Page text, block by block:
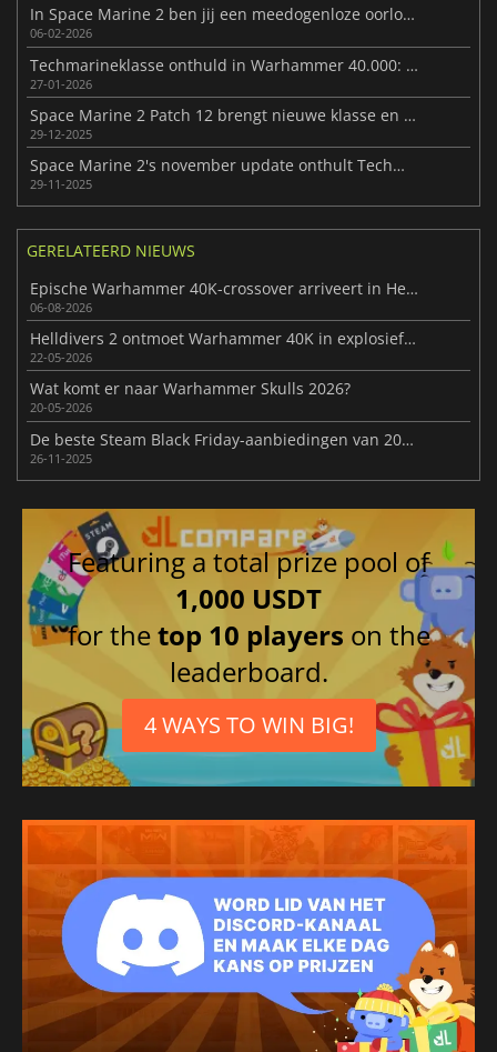
In Space Marine 2 ben jij een meedogenloze oorlogsmachine
06-02-2026
Techmarineklasse onthuld in Warhammer 40.000: Space Marine 2
27-01-2026
Space Marine 2 Patch 12 brengt nieuwe klasse en missies
29-12-2025
Space Marine 2's november update onthult Techmarine klasse
29-11-2025
GERELATEERD NIEUWS
Epische Warhammer 40K-crossover arriveert in Helldivers 2
06-08-2026
Helldivers 2 ontmoet Warhammer 40K in explosief evenement
22-05-2026
Wat komt er naar Warhammer Skulls 2026?
20-05-2026
De beste Steam Black Friday-aanbiedingen van 2025 op één plek
26-11-2025
Featuring a total prize pool of
1,000 USDT
for thetop 10 players on the
leaderboard.
4 WAYS TO WIN BIG!